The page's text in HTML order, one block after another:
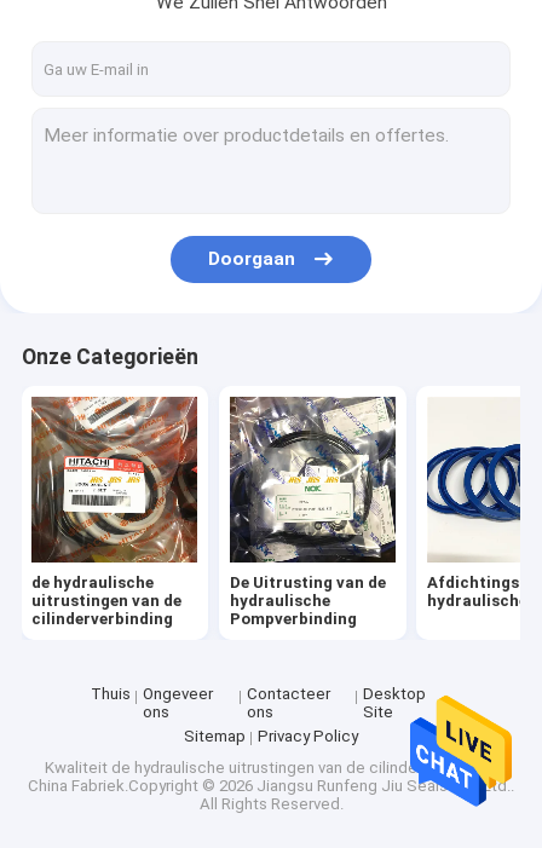
Doorgaan
Onze Categorieën
de hydraulische
uitrustingen van de
cilinderverbinding
De Uitrusting van de
hydraulische
Pompverbinding
hydraulische
Thuis
Ongeveer
ons
Contacteer
ons
Desktop
Site
Sitemap
Privacy Policy
Kwaliteit de hydraulische uitrustingen van de cilinderverbinding
China Fabriek.Copyright © 2026 Jiangsu Runfeng Jiu Seals Co., Ltd..
All Rights Reserved.